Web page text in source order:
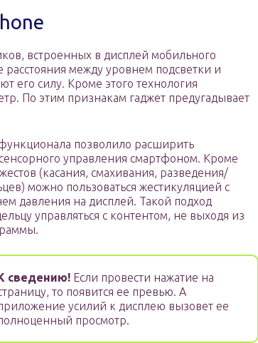
встроенных в дисплей мобильного
между уровнем подсветки и
его силу. Кроме этого технология
По этим признакам гаджет предугадывает
позволило расширить
управления смартфоном. Кроме
(касания, смахивания, разведения/
можно пользоваться жестикуляцией с
давления на дисплей. Такой подход
управляться с контентом, не выходя из
сведению! Если провести нажатие на
то появится ее превью. А
усилий к дисплею вызовет ее
просмотр.